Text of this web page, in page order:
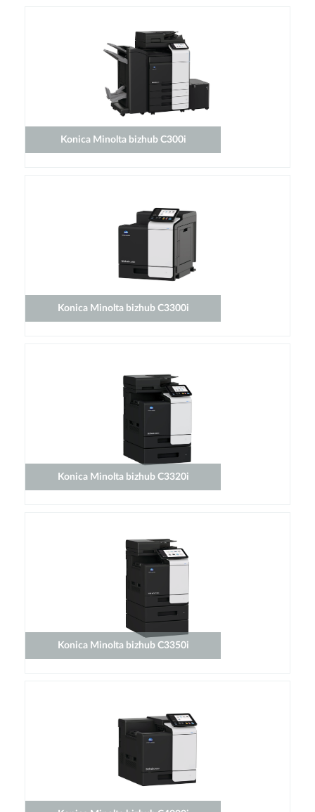
Konica Minolta bizhub C300i
Konica Minolta bizhub C3300i
Konica Minolta bizhub C3320i
Konica Minolta bizhub C3350i